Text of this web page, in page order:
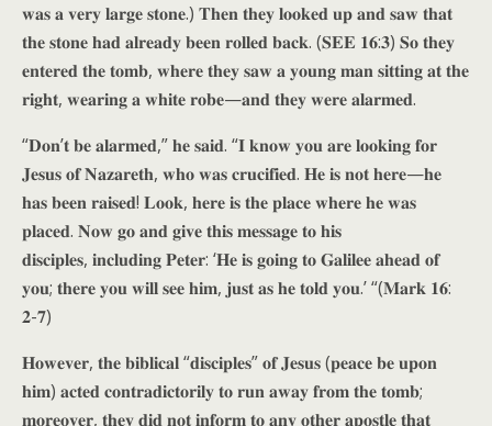
𝐰𝐚𝐬 𝐚 𝐯𝐞𝐫𝐲 𝐥𝐚𝐫𝐠𝐞 𝐬𝐭𝐨𝐧𝐞.) 𝐓𝐡𝐞𝐧 𝐭𝐡𝐞𝐲 𝐥𝐨𝐨𝐤𝐞𝐝 𝐮𝐩 𝐚𝐧𝐝 𝐬𝐚𝐰 𝐭𝐡𝐚𝐭
𝐭𝐡𝐞 𝐬𝐭𝐨𝐧𝐞 𝐡𝐚𝐝 𝐚𝐥𝐫𝐞𝐚𝐝𝐲 𝐛𝐞𝐞𝐧 𝐫𝐨𝐥𝐥𝐞𝐝 𝐛𝐚𝐜𝐤. (𝐒𝐄𝐄 𝟏𝟔:𝟑) 𝐒𝐨 𝐭𝐡𝐞𝐲
𝐞𝐧𝐭𝐞𝐫𝐞𝐝 𝐭𝐡𝐞 𝐭𝐨𝐦𝐛, 𝐰𝐡𝐞𝐫𝐞 𝐭𝐡𝐞𝐲 𝐬𝐚𝐰 𝐚 𝐲𝐨𝐮𝐧𝐠 𝐦𝐚𝐧 𝐬𝐢𝐭𝐭𝐢𝐧𝐠 𝐚𝐭 𝐭𝐡𝐞
𝐫𝐢𝐠𝐡𝐭, 𝐰𝐞𝐚𝐫𝐢𝐧𝐠 𝐚 𝐰𝐡𝐢𝐭𝐞 𝐫𝐨𝐛𝐞—𝐚𝐧𝐝 𝐭𝐡𝐞𝐲 𝐰𝐞𝐫𝐞 𝐚𝐥𝐚𝐫𝐦𝐞𝐝.
“𝐃𝐨𝐧’𝐭 𝐛𝐞 𝐚𝐥𝐚𝐫𝐦𝐞𝐝,” 𝐡𝐞 𝐬𝐚𝐢𝐝. “𝐈 𝐤𝐧𝐨𝐰 𝐲𝐨𝐮 𝐚𝐫𝐞 𝐥𝐨𝐨𝐤𝐢𝐧𝐠 𝐟𝐨𝐫
𝐉𝐞𝐬𝐮𝐬 𝐨𝐟 𝐍𝐚𝐳𝐚𝐫𝐞𝐭𝐡, 𝐰𝐡𝐨 𝐰𝐚𝐬 𝐜𝐫𝐮𝐜𝐢𝐟𝐢𝐞𝐝. 𝐇𝐞 𝐢𝐬 𝐧𝐨𝐭 𝐡𝐞𝐫𝐞—𝐡𝐞
𝐡𝐚𝐬 𝐛𝐞𝐞𝐧 𝐫𝐚𝐢𝐬𝐞𝐝! 𝐋𝐨𝐨𝐤, 𝐡𝐞𝐫𝐞 𝐢𝐬 𝐭𝐡𝐞 𝐩𝐥𝐚𝐜𝐞 𝐰𝐡𝐞𝐫𝐞 𝐡𝐞 𝐰𝐚𝐬
𝐩𝐥𝐚𝐜𝐞𝐝. 𝐍𝐨𝐰 𝐠𝐨 𝐚𝐧𝐝 𝐠𝐢𝐯𝐞 𝐭𝐡𝐢𝐬 𝐦𝐞𝐬𝐬𝐚𝐠𝐞 𝐭𝐨 𝐡𝐢𝐬
𝐝𝐢𝐬𝐜𝐢𝐩𝐥𝐞𝐬, 𝐢𝐧𝐜𝐥𝐮𝐝𝐢𝐧𝐠 𝐏𝐞𝐭𝐞𝐫: ‘𝐇𝐞 𝐢𝐬 𝐠𝐨𝐢𝐧𝐠 𝐭𝐨 𝐆𝐚𝐥𝐢𝐥𝐞𝐞 𝐚𝐡𝐞𝐚𝐝 𝐨𝐟
𝐲𝐨𝐮; 𝐭𝐡𝐞𝐫𝐞 𝐲𝐨𝐮 𝐰𝐢𝐥𝐥 𝐬𝐞𝐞 𝐡𝐢𝐦, 𝐣𝐮𝐬𝐭 𝐚𝐬 𝐡𝐞 𝐭𝐨𝐥𝐝 𝐲𝐨𝐮.’ “(𝐌𝐚𝐫𝐤 𝟏𝟔:
𝟐-𝟕)
𝐇𝐨𝐰𝐞𝐯𝐞𝐫, 𝐭𝐡𝐞 𝐛𝐢𝐛𝐥𝐢𝐜𝐚𝐥 “𝐝𝐢𝐬𝐜𝐢𝐩𝐥𝐞𝐬” 𝐨𝐟 𝐉𝐞𝐬𝐮𝐬 (𝐩𝐞𝐚𝐜𝐞 𝐛𝐞 𝐮𝐩𝐨𝐧
𝐡𝐢𝐦) 𝐚𝐜𝐭𝐞𝐝 𝐜𝐨𝐧𝐭𝐫𝐚𝐝𝐢𝐜𝐭𝐨𝐫𝐢𝐥𝐲 𝐭𝐨 𝐫𝐮𝐧 𝐚𝐰𝐚𝐲 𝐟𝐫𝐨𝐦 𝐭𝐡𝐞 𝐭𝐨𝐦𝐛;
𝐦𝐨𝐫𝐞𝐨𝐯𝐞𝐫, 𝐭𝐡𝐞𝐲 𝐝𝐢𝐝 𝐧𝐨𝐭 𝐢𝐧𝐟𝐨𝐫𝐦 𝐭𝐨 𝐚𝐧𝐲 𝐨𝐭𝐡𝐞𝐫 𝐚𝐩𝐨𝐬𝐭𝐥𝐞 𝐭𝐡𝐚𝐭